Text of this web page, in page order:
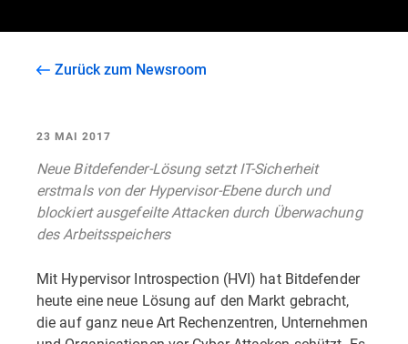
Zurück zum Newsroom
23 MAI 2017
Neue Bitdefender-Lösung setzt IT-Sicherheit
erstmals von der Hypervisor-Ebene durch und
blockiert ausgefeilte Attacken durch Überwachung
des Arbeitsspeichers
Mit Hypervisor Introspection (HVI) hat Bitdefender
heute eine neue Lösung auf den Markt gebracht,
die auf ganz neue Art Rechenzentren, Unternehmen